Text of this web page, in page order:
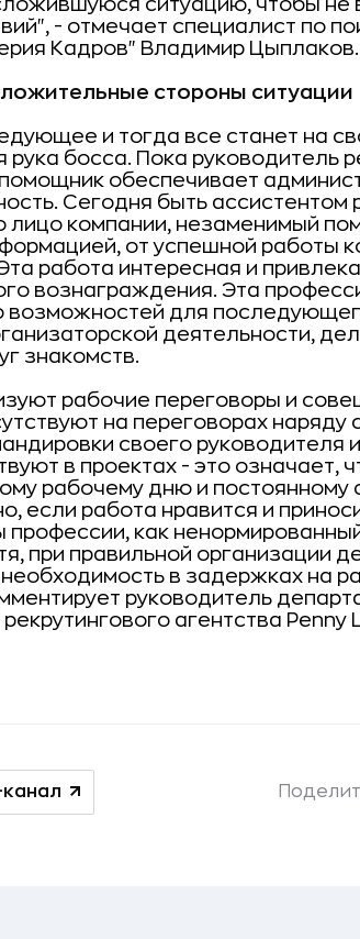
ситуацию, чтобы не
- отмечает специалист по
Кадров" Владимир Цыплаков.
стороны ситуации
и тогда все станет на
рука босса. Пока руководитель
обеспечивает
Сегодня быть ассистентом
лицо компании, незаменимый
от успешной работы
работа интересная и
вознаграждения. Эта
возможностей для
деятельности,
знакомств.
рабочие переговоры и
на переговорах наряду
своего руководителя
в проектах - это означает,
рабочему дню и
если работа нравится и
как
при правильной организации
в задержках на
руководитель
агентства Penny